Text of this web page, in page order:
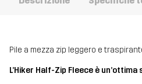
Pile a mezza zip leggero e
L’Hiker Half-Zip Fleece è